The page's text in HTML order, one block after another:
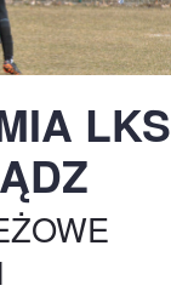
LKS